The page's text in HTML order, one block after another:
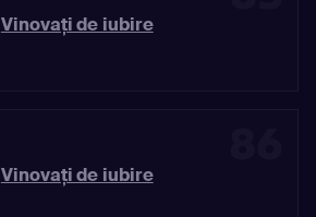
Vinovaţi de iubire
Vinovaţi de iubire